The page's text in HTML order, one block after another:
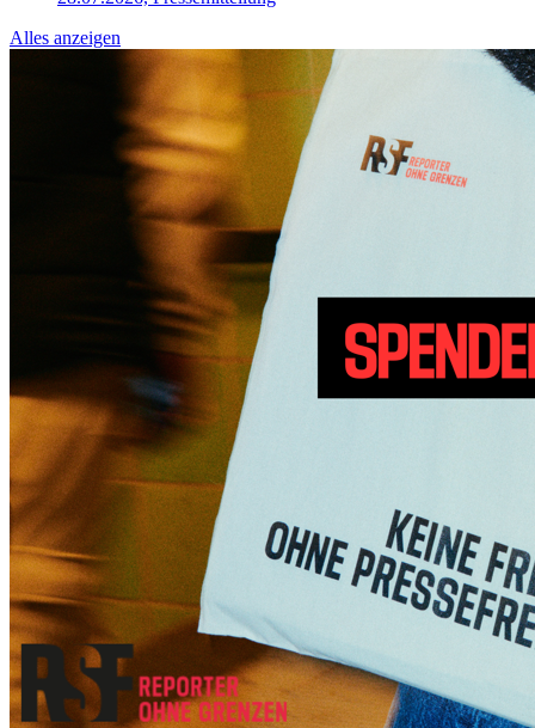
Alles anzeigen